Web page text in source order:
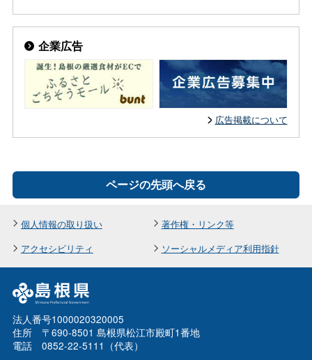
企業広告
広告掲載について
ページの先頭へ戻る
個人情報の取り扱い
著作権・リンク等
アクセシビリティ
ソーシャルメディア利用指針
法人番号1000020320005
住所 〒690-8501 島根県松江市殿町1番地
電話 0852-22-5111（代表）